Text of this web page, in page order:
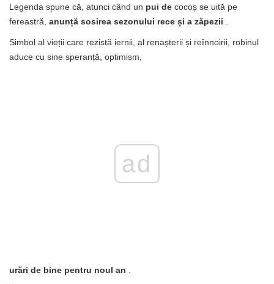
Legenda spune că, atunci când un pui de cocoș se uită pe
fereastră, anunță sosirea sezonului rece și a zăpezii
Simbol al vieții care rezistă iernii, al renașterii și reînnoirii, robinul
aduce cu sine speranță, optimism,
ad
urări de bine pentru noul an